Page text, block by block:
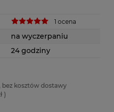
1 ocena
na wyczerpaniu
24 godziny
bez kosztów dostawy
)